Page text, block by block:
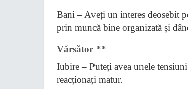
Bani – Aveți un interes deosebit
prin muncă bine organizată și
Vărsător **
Iubire – Puteți avea unele
reacționați matur.